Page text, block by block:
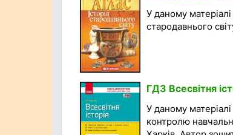
У даному
стародавнього
ГДЗ Всесвітня
У даному
контролю